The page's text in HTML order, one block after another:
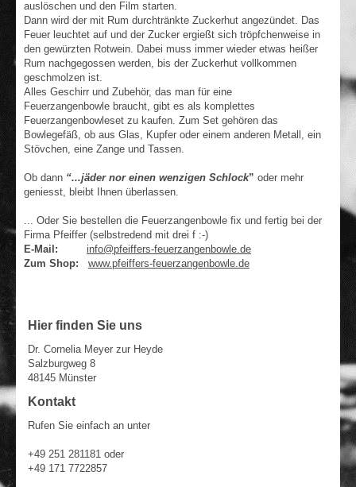
auslöschen und den Film starten.
Dann wird der mit Rum durchtränkte Zuckerhut angezündet. Das
Feuer leuchtet auf und der Zucker ergießt sich tröpfchenweise in
den gewürzten Rotwein. Dabei muss immer wieder etwas heißer
Rum nachgegossen werden, bis der Zuckerhut vollkommen
geschmolzen ist.
Alles Geschirr und Zubehör, das man für eine
Feuerzangenbowle braucht, gibt es als komplettes
Feuerzangenbowleset zu kaufen. Zum Set gehören das
Bowlegefäß, ob aus Glas, Kupfer oder einem anderen Metall, ein
Stövchen, eine Zange und Tassen.
Ob dann “...jäder nor einen wenzigen Schlock” oder mehr
geniesst, bleibt Ihnen überlassen.
... Oder Sie bestellen die Feuerzangenbowle fix und fertig bei der
Firma Pfeiffer (selbstredend mit drei f :-)
E-Mail:
info@pfeiffers-feuerzangenbowle.de
Zum Shop:
www.pfeiffers-feuerzangenbowle.de
Hier finden Sie uns
Dr. Cornelia Meyer zur Heyde
Salzburgweg 8
48145 Münster
Kontakt
Rufen Sie einfach an unter
+49 251 281181 oder
+49 171 7722857